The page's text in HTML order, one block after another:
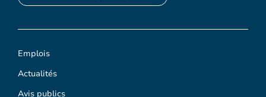
Emplois
Actualités
Avis publics